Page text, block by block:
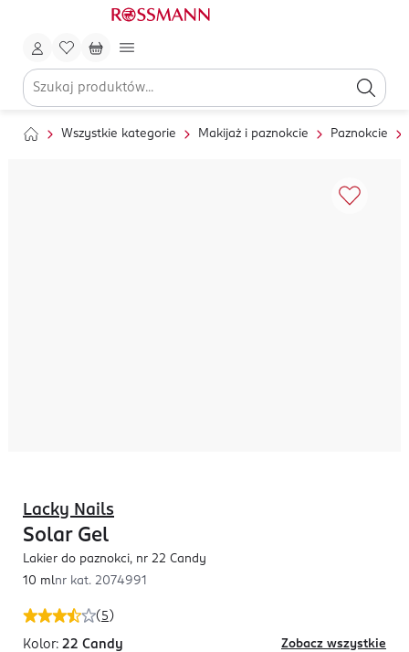
Wszystkie kategorie Makijaż i paznokcie Paznokcie
( 5 )
Lacky Nails
Solar Gel
Lakier do paznokci, nr 22 Candy
10 mlnr kat. 2074991
Kolor: 22 Candy Zobacz wszystkie